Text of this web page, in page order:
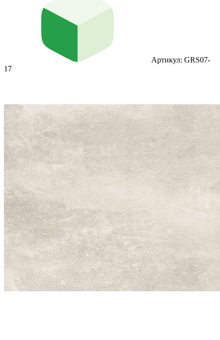
Артикул: GRS07-
17